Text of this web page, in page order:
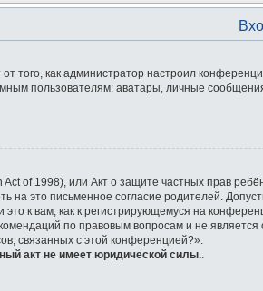
от того, как администратор настроил
пользователям: аватары, личные
Act of 1998), или Акт о защите частных прав
на это письменное согласие родителей.
к вам, как к регистрирующемуся на
по правовым вопросам и не
связанных с этой конференцией?».
акт не имеет юридической силы..